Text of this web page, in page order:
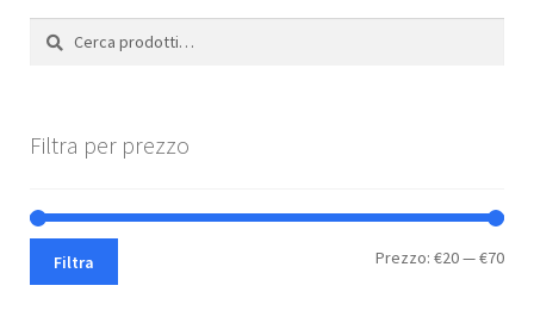
Cerca:
Cerca
Filtra per prezzo
Filtra Prezzo: €20—€70